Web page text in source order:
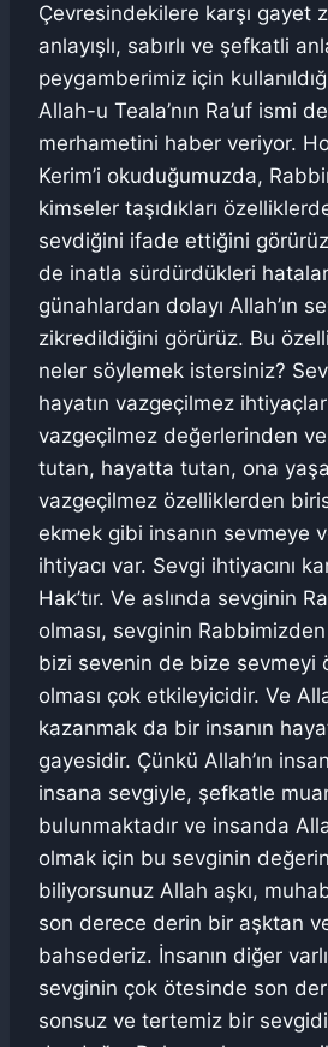
Çevresindekilere karşı gayet
anlayışlı, sabırlı ve şefkatli
peygamberimiz için
Allah-u Teala’nın Ra’uf ismi
merhametini haber veriyor.
Kerim’i okuduğumuzda,
kimseler taşıdıkları
sevdiğini ifade ettiğini
de inatla sürdürdükleri
günahlardan dolayı Allah’ın
zikredildiğini görürüz. Bu
neler söylemek istersiniz?
hayatın vazgeçilmez
vazgeçilmez değerlerinden
tutan, hayatta tutan, ona
vazgeçilmez özelliklerden
ekmek gibi insanın sevmeye
ihtiyacı var. Sevgi ihtiyacını
Hak’tır. Ve aslında sevginin
olması, sevginin
bizi sevenin de bize sevmeyi
olması çok etkileyicidir. Ve
kazanmak da bir insanın
gayesidir. Çünkü Allah’ın
insana sevgiyle, şefkatle
bulunmaktadır ve insanda
olmak için bu sevginin
biliyorsunuz Allah aşkı,
son derece derin bir aşktan
bahsederiz. İnsanın diğer
sevginin çok ötesinde son
sonsuz ve tertemiz bir